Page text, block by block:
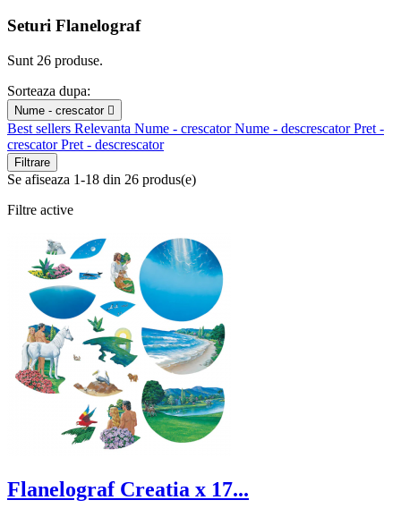
Seturi Flanelograf
Sunt 26 produse.
Sorteaza dupa:
Nume - crescator 
Best sellers Relevanta Nume - crescatorNume - descrescatorPret -
crescatorPret - descrescator
Filtrare
Se afiseaza 1-18 din 26 produs(e)
Filtre active
Flanelograf Creatia x 17...